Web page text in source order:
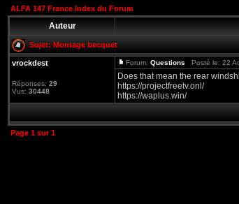
ALFA 147 France Index du Forum
Auteur
Sujet: Montage becquet
vrockdest
Réponses: 29
Vus: 30448
Forum: Questions Posté le: 22
Does that mean the rear
https://projectfreetv.onl/
https://waplus.win/
Page 1 sur1